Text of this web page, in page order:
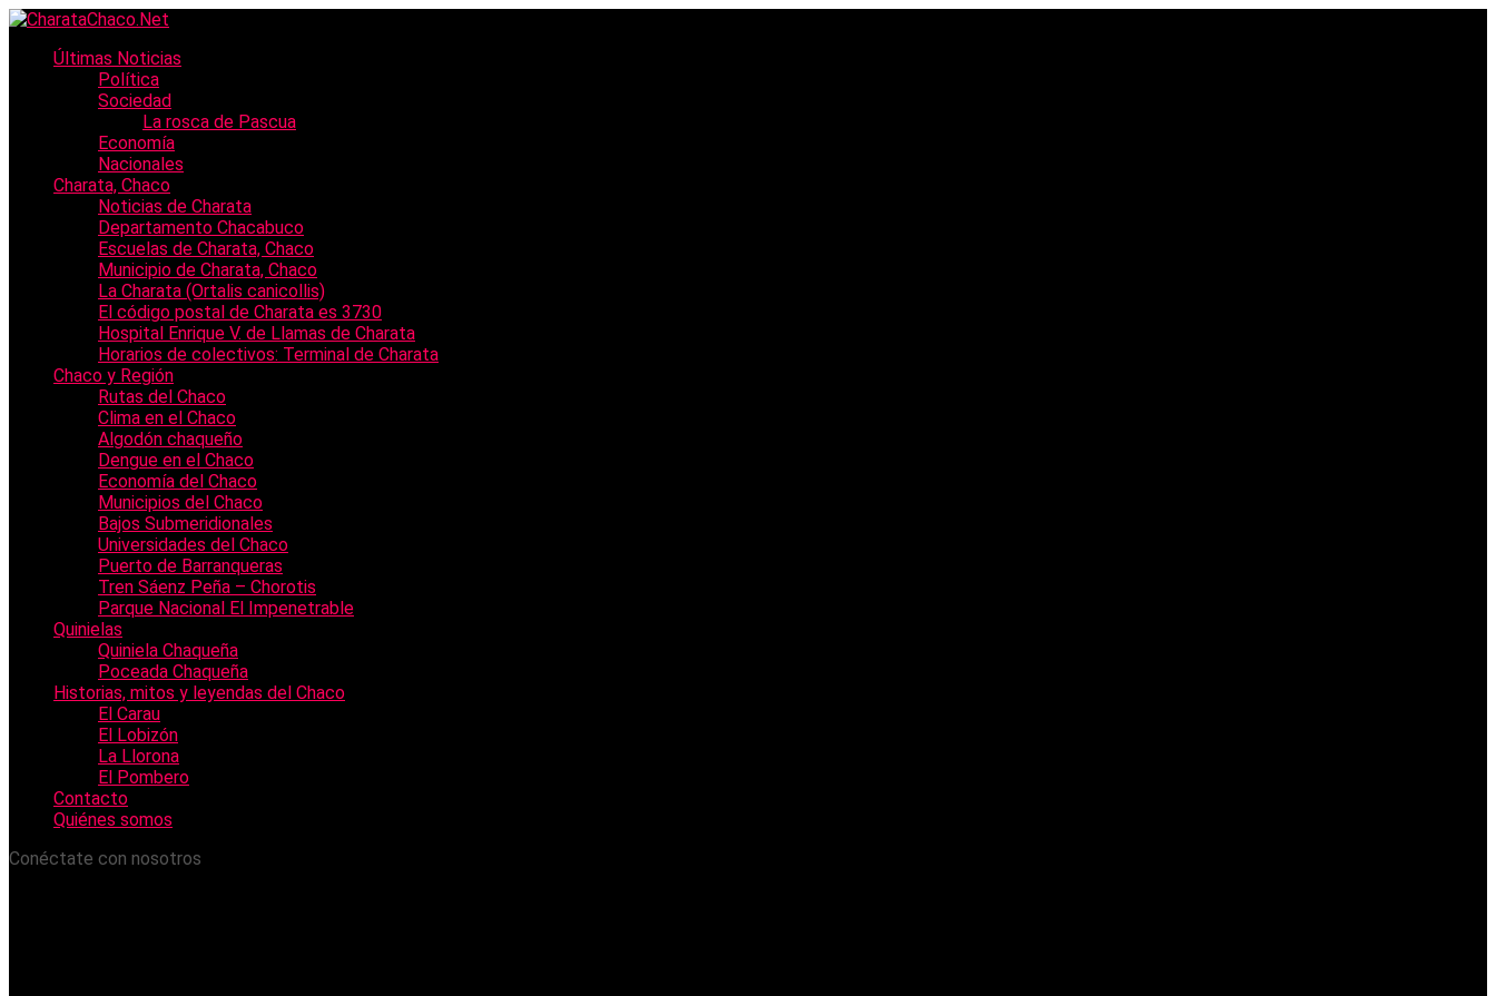
Últimas Noticias
Política
Sociedad
La rosca de Pascua
Economía
Nacionales
Charata, Chaco
Noticias de Charata
Departamento Chacabuco
Escuelas de Charata, Chaco
Municipio de Charata, Chaco
La Charata (Ortalis canicollis)
El código postal de Charata es 3730
Hospital Enrique V. de Llamas de Charata
Horarios de colectivos: Terminal de Charata
Chaco y Región
Rutas del Chaco
Clima en el Chaco
Algodón chaqueño
Dengue en el Chaco
Economía del Chaco
Municipios del Chaco
Bajos Submeridionales
Universidades del Chaco
Puerto de Barranqueras
Tren Sáenz Peña – Chorotis
Parque Nacional El Impenetrable
Quinielas
Quiniela Chaqueña
Poceada Chaqueña
Historias, mitos y leyendas del Chaco
El Carau
El Lobizón
La Llorona
El Pombero
Contacto
Quiénes somos
Conéctate con nosotros